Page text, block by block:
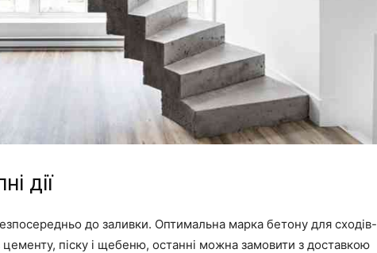
дії
до заливки. Оптимальна марка бетону для сходів-
піску і щебеню, останні можна замовити з доставкою